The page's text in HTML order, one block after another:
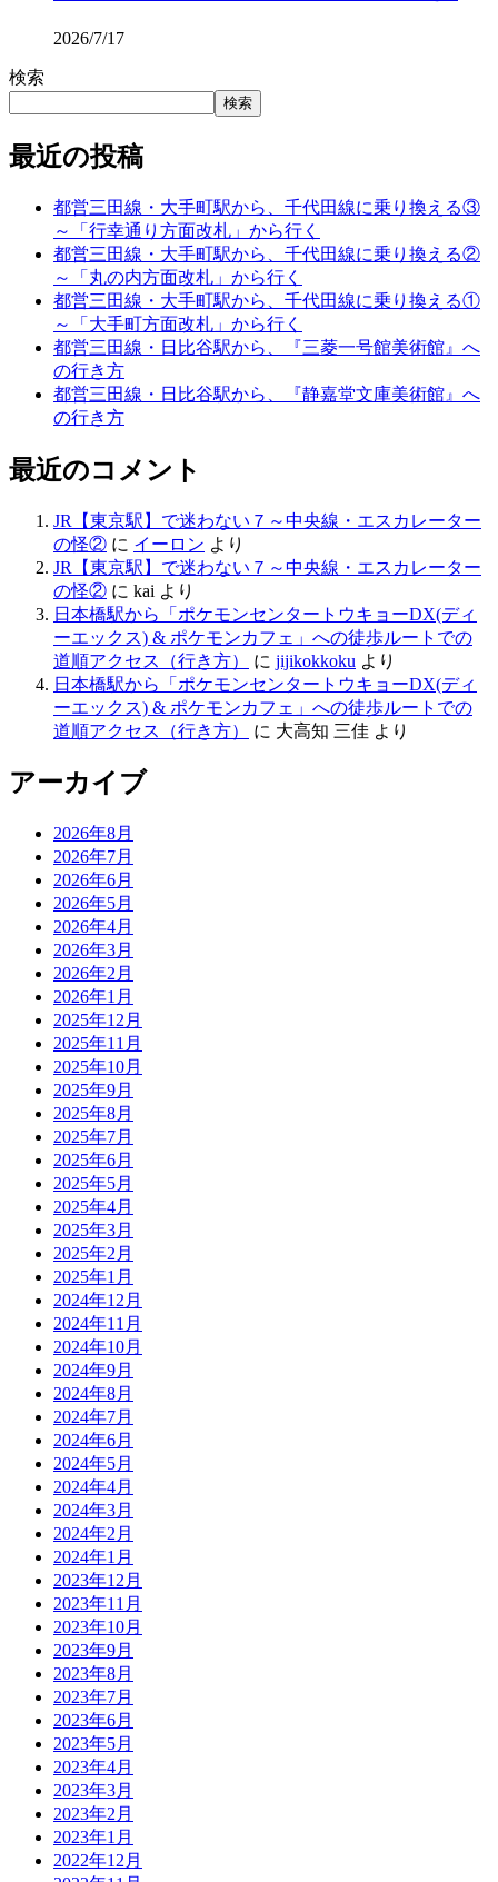
2026/7/17
検索
検索
最近の投稿
都営三田線・大手町駅から、千代田線に乗り換える③
～「行幸通り方面改札」から行く
都営三田線・大手町駅から、千代田線に乗り換える②
～「丸の内方面改札」から行く
都営三田線・大手町駅から、千代田線に乗り換える①
～「大手町方面改札」から行く
都営三田線・日比谷駅から、『三菱一号館美術館』へ
の行き方
都営三田線・日比谷駅から、『静嘉堂文庫美術館』へ
の行き方
最近のコメント
JR【東京駅】で迷わない７～中央線・エスカレーター
の怪② に イーロン より
JR【東京駅】で迷わない７～中央線・エスカレーター
の怪② に kai より
日本橋駅から「ポケモンセンタートウキョーDX(ディ
ーエックス) & ポケモンカフェ」への徒歩ルートでの
道順アクセス（行き方）
に jijikokkoku より
日本橋駅から「ポケモンセンタートウキョーDX(ディ
ーエックス) & ポケモンカフェ」への徒歩ルートでの
道順アクセス（行き方）
に 大高知 三佳 より
アーカイブ
2026年8月
2026年7月
2026年6月
2026年5月
2026年4月
2026年3月
2026年2月
2026年1月
2025年12月
2025年11月
2025年10月
2025年9月
2025年8月
2025年7月
2025年6月
2025年5月
2025年4月
2025年3月
2025年2月
2025年1月
2024年12月
2024年11月
2024年10月
2024年9月
2024年8月
2024年7月
2024年6月
2024年5月
2024年4月
2024年3月
2024年2月
2024年1月
2023年12月
2023年11月
2023年10月
2023年9月
2023年8月
2023年7月
2023年6月
2023年5月
2023年4月
2023年3月
2023年2月
2023年1月
2022年12月